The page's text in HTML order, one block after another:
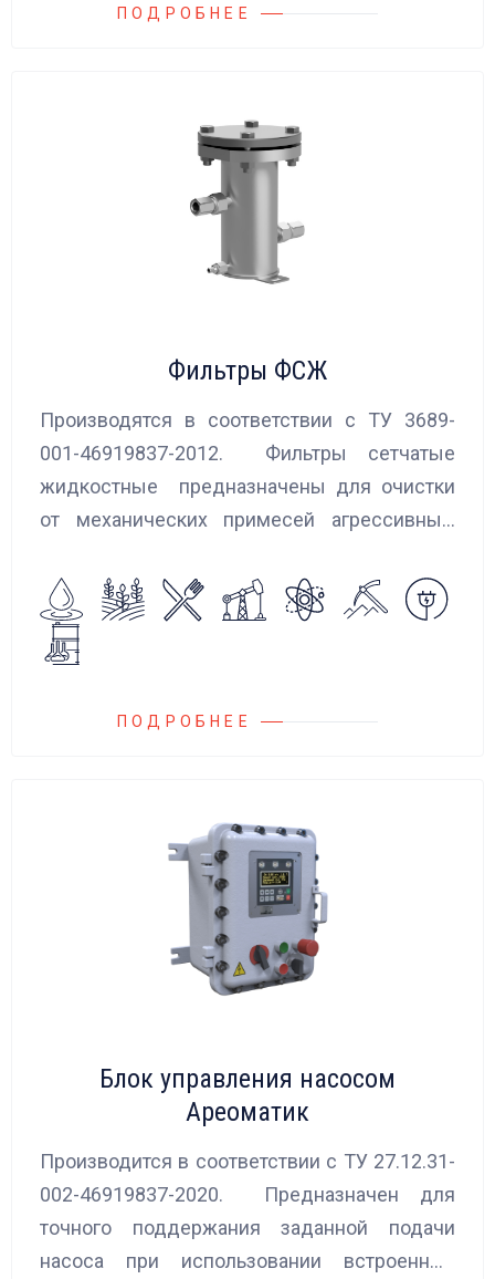
ПОДРОБНЕЕ
Фильтры ФСЖ
Производятся в соответствии с ТУ 3689-
001-46919837-2012. Фильтры сетчатые
жидкостные предназначены для очистки
от механических примесей агрессивных,
и суспензий. Фильтры устанавливаются
на всасывающих линиях дозировочных
насосных агрегатов и установок.
ПОДРОБНЕЕ
Блок управления насосом
Ареоматик
Производится в соответствии с ТУ 27.12.31-
002-46919837-2020. Предназначен для
точного поддержания заданной подачи
насоса при использовании встроенных